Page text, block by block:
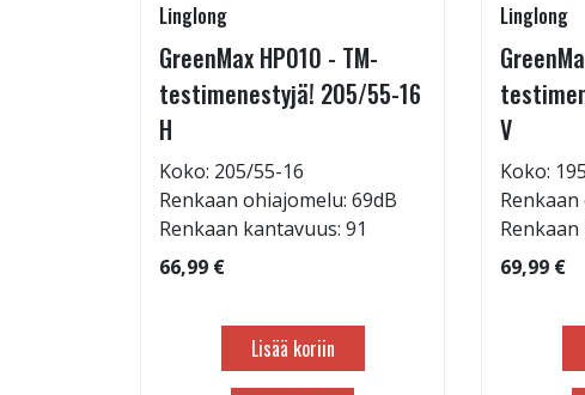
Linglong
GreenMax HP010 - TM-
testimenestyjä! 205/55-16
H
Koko: 205/55-16
Renkaan ohiajomelu: 69dB
Renkaan kantavuus: 91
66,99 €
Lisää koriin
Linglong
V
Koko:
69,99 €